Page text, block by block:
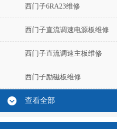
西门子6RA23维修
西门子直流调速电源板维修
西门子直流调速主板维修
西门子励磁板维修
查看全部